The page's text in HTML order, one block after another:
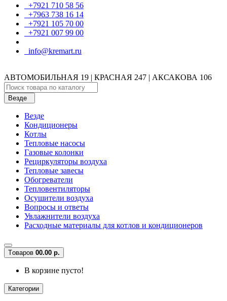
+7921 710 58 56
+7963 738 16 14
+7921 105 70 00
+7921 007 99 00
info@kremart.ru
АВТОМОБИЛЬНАЯ 19 | КРАСНАЯ 247 | АКСАКОВА 106
Везде
Везде
Кондиционеры
Котлы
Тепловые насосы
Газовые колонки
Рециркуляторы воздуха
Тепловые завесы
Обогреватели
Тепловентиляторы
Осушители воздуха
Вопросы и ответы
Увлажнители воздуха
Расходные материалы для котлов и кондиционеров
Tоваров 00.00 р.
В корзине пусто!
Категории